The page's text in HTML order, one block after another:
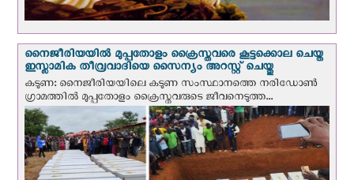
നൈജീരിയയില്‍ മുപ്പതോളം ക്രൈസ്തവരെ കൂട്ടക്കൊല ചെയ്ത
ഇസ്ലാമിക തീവ്രവാദിയെ സൈന്യം അറസ്റ്റ് ചെയ്തു
കടുണ: നൈജീരിയയിലെ കടുണ സംസ്ഥാനത്തെ നരിഡോൺ
ഗ്രാമത്തിൽ മുപ്പതോളം ക്രൈസ്തവരുടെ ജീവനെടുത്ത...